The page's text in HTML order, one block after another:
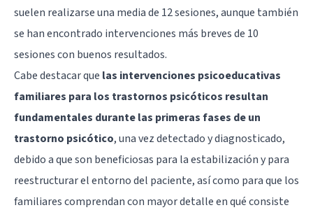
suelen realizarse una media de 12 sesiones, aunque también
se han encontrado intervenciones más breves de 10
sesiones con buenos resultados.
Cabe destacar que las intervenciones psicoeducativas
familiares para los trastornos psicóticos resultan
fundamentales durante las primeras fases de un
trastorno psicótico, una vez detectado y diagnosticado,
debido a que son beneficiosas para la estabilización y para
reestructurar el entorno del paciente, así como para que los
familiares comprendan con mayor detalle en qué consiste